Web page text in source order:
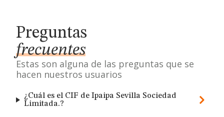
Preguntas
frecuentes
Estas son alguna de las preguntas que se
hacen nuestros usuarios
¿Cuál es el CIF de Ipaipa Sevilla Sociedad
Limitada.?